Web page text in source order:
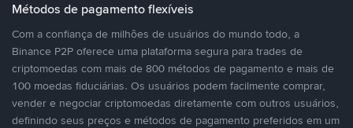
Métodos de pagamento flexíveis
Com a confiança de milhões de usuários do mundo todo, a
Binance P2P oferece uma plataforma segura para trades de
criptomoedas com mais de 800 métodos de pagamento e mais de
100 moedas fiduciárias. Os usuários podem facilmente comprar,
vender e negociar criptomoedas diretamente com outros usuários,
definindo seus preços e métodos de pagamento preferidos em um